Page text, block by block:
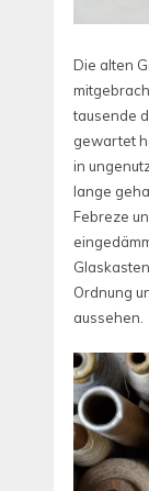
Die alten
tausende
gewartet
in
lange
Febreze
Ordnung
aussehen.